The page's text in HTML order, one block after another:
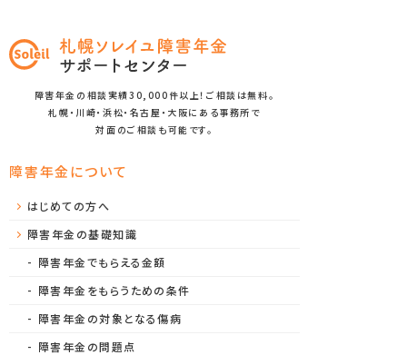
障害年金の相談実績30,000件以上！ご相談は無料。
札幌・川崎・浜松・名古屋・大阪にある事務所で
対面のご相談も可能です。
障害年金について
はじめての方へ
障害年金の基礎知識
障害年金でもらえる金額
障害年金をもらうための条件
障害年金の対象となる傷病
障害年金の問題点